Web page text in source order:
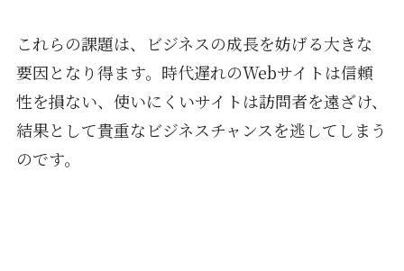
これらの課題は、ビジネスの成長を妨げる大きな
要因となり得ます。時代遅れのWebサイトは信頼
性を損ない、使いにくいサイトは訪問者を遠ざけ、
結果として貴重なビジネスチャンスを逃してしまう
のです。